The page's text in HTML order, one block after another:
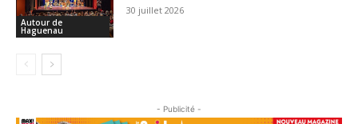
Autour de
Haguenau
30 juillet 2026
- Publicité -